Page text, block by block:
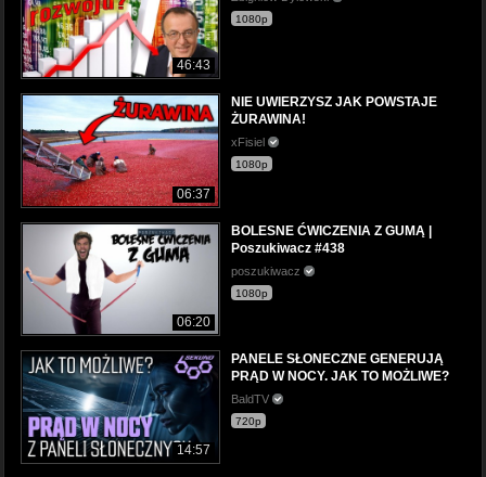
46:43
1080p
06:37
NIE UWIERZYSZ JAK POWSTAJE
ŻURAWINA!
xFisiel
1080p
06:20
BOLESNE ĆWICZENIA Z GUMĄ |
Poszukiwacz #438
poszukiwacz
1080p
14:57
PANELE SŁONECZNE GENERUJĄ
PRĄD W NOCY. JAK TO MOŻLIWE?
BaldTV
720p